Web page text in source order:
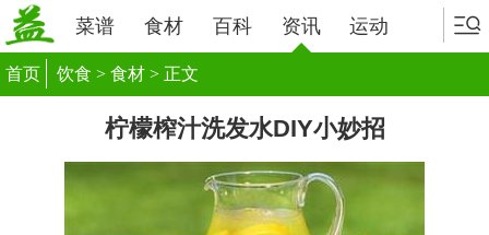
菜谱 食材 百科 资讯 运动
首页 饮食 > 食材 > 正文
柠檬榨汁洗发水DIY小妙招